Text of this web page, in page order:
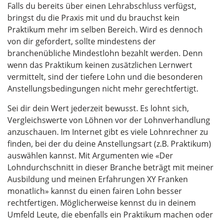
Falls du bereits über einen Lehrabschluss verfügst,
bringst du die Praxis mit und du brauchst kein
Praktikum mehr im selben Bereich. Wird es dennoch
von dir gefordert, sollte mindestens der
branchenübliche Mindestlohn bezahlt werden. Denn
wenn das Praktikum keinen zusätzlichen Lernwert
vermittelt, sind der tiefere Lohn und die besonderen
Anstellungsbedingungen nicht mehr gerechtfertigt.
Sei dir dein Wert jederzeit bewusst. Es lohnt sich,
Vergleichswerte von Löhnen vor der Lohnverhandlung
anzuschauen. Im Internet gibt es viele Lohnrechner zu
finden, bei der du deine Anstellungsart (z.B. Praktikum)
auswählen kannst. Mit Argumenten wie «Der
Lohndurchschnitt in dieser Branche beträgt mit meiner
Ausbildung und meinen Erfahrungen XY Franken
monatlich» kannst du einen fairen Lohn besser
rechtfertigen. Möglicherweise kennst du in deinem
Umfeld Leute, die ebenfalls ein Praktikum machen oder